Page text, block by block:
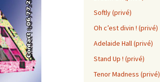
Softly (privé)
Oh c’est divin ! (privé)
Adelaide Hall (privé)
Stand Up ! (privé)
Tenor Madness (privé)